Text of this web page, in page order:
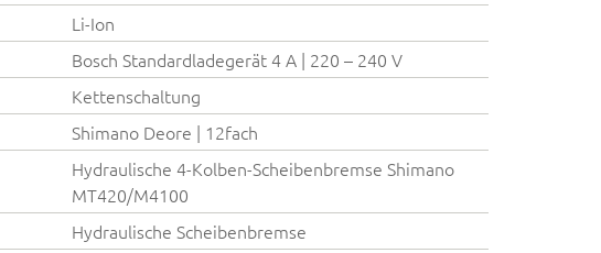
Li-Ion
Bosch Standardladegerät 4 A | 220 – 240 V
Kettenschaltung
Shimano Deore | 12fach
Hydraulische 4-Kolben-Scheibenbremse Shimano
MT420/M4100
Hydraulische Scheibenbremse